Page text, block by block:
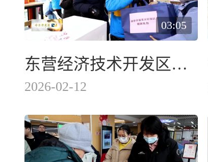
03:05
东营经济技术开发区：织密新就业群体关爱网 构建暖“新”服务新格局
2026-02-12